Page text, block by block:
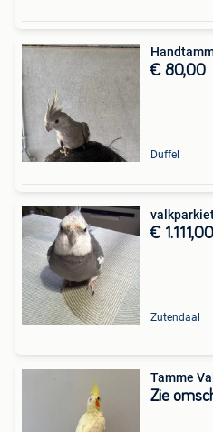
€ 80,00
Duffel
€ 1.111,00
Zutendaal
Tamme
Zie